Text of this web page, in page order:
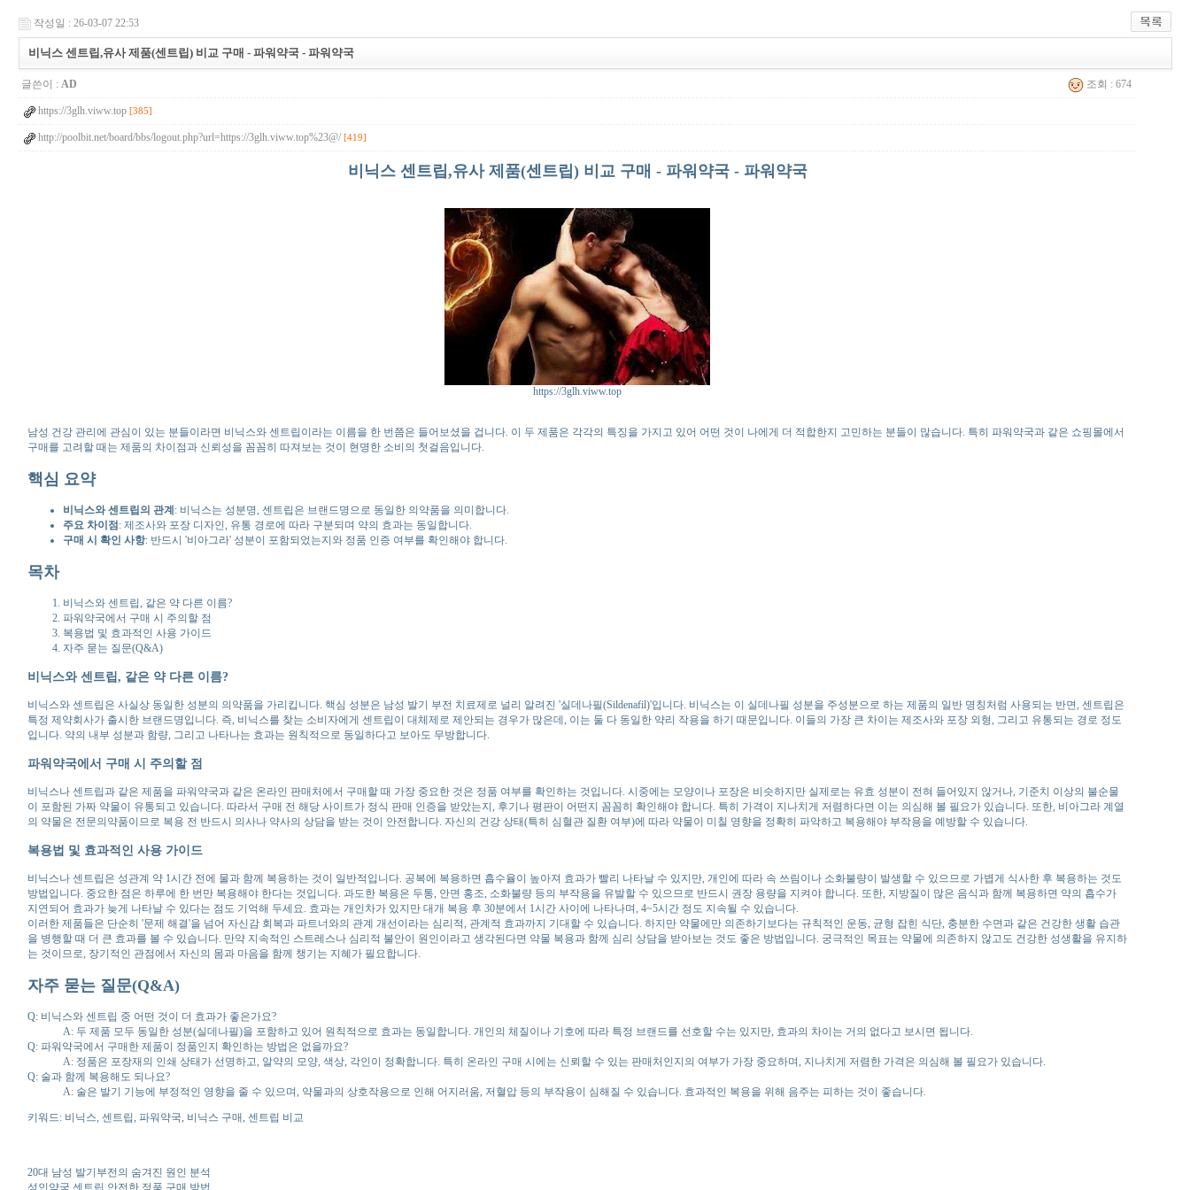
작성일 : 26-03-07 22:53
비닉스 센트립,유사 제품(센트립) 비교 구매 - 파워약국 - 파워약국
글쓴이 : AD 조회 : 674
https://3glh.viww.top [385]
http://poolbit.net/board/bbs/logout.php?url=https://3glh.viww.top%23@/ [419]
비닉스 센트립,유사 제품(센트립) 비교 구매 - 파워약국 - 파워약국
https://3glh.viww.top
남성 건강 관리에 관심이 있는 분들이라면 비닉스와 센트립이라는 이름을 한 번쯤은 들어보셨을 겁니다. 이 두 제품은 각각의 특징을 가지고 있어 어떤 것이 나에게 더 적합한지 고민하는 분들이 많습니다. 특히 파워약국과 같은 쇼핑몰에서
구매를 고려할 때는 제품의 차이점과 신뢰성을 꼼꼼히 따져보는 것이 현명한 소비의 첫걸음입니다.
핵심 요약
비닉스와 센트립의 관계: 비닉스는 성분명, 센트립은 브랜드명으로 동일한 의약품을 의미합니다.
주요 차이점: 제조사와 포장 디자인, 유통 경로에 따라 구분되며 약의 효과는 동일합니다.
구매 시 확인 사항: 반드시 '비아그라' 성분이 포함되었는지와 정품 인증 여부를 확인해야 합니다.
목차
비닉스와 센트립, 같은 약 다른 이름?
파워약국에서 구매 시 주의할 점
복용법 및 효과적인 사용 가이드
자주 묻는 질문(Q&A)
비닉스와 센트립, 같은 약 다른 이름?
비닉스와 센트립은 사실상 동일한 성분의 의약품을 가리킵니다. 핵심 성분은 남성 발기 부전 치료제로 널리 알려진 '실데나필(Sildenafil)'입니다. 비닉스는 이 실데나필 성분을 주성분으로 하는 제품의 일반 명칭처럼 사용되는 반면, 센트립은
특정 제약회사가 출시한 브랜드명입니다. 즉, 비닉스를 찾는 소비자에게 센트립이 대체제로 제안되는 경우가 많은데, 이는 둘 다 동일한 약리 작용을 하기 때문입니다. 이들의 가장 큰 차이는 제조사와 포장 외형, 그리고 유통되는 경로 정도
입니다. 약의 내부 성분과 함량, 그리고 나타나는 효과는 원칙적으로 동일하다고 보아도 무방합니다.
파워약국에서 구매 시 주의할 점
비닉스나 센트립과 같은 제품을 파워약국과 같은 온라인 판매처에서 구매할 때 가장 중요한 것은 정품 여부를 확인하는 것입니다. 시중에는 모양이나 포장은 비슷하지만 실제로는 유효 성분이 전혀 들어있지 않거나, 기준치 이상의 불순물
이 포함된 가짜 약물이 유통되고 있습니다. 따라서 구매 전 해당 사이트가 정식 판매 인증을 받았는지, 후기나 평판이 어떤지 꼼꼼히 확인해야 합니다. 특히 가격이 지나치게 저렴하다면 이는 의심해 볼 필요가 있습니다. 또한, 비아그라 계열
의 약물은 전문의약품이므로 복용 전 반드시 의사나 약사의 상담을 받는 것이 안전합니다. 자신의 건강 상태(특히 심혈관 질환 여부)에 따라 약물이 미칠 영향을 정확히 파악하고 복용해야 부작용을 예방할 수 있습니다.
복용법 및 효과적인 사용 가이드
비닉스나 센트립은 성관계 약 1시간 전에 물과 함께 복용하는 것이 일반적입니다. 공복에 복용하면 흡수율이 높아져 효과가 빨리 나타날 수 있지만, 개인에 따라 속 쓰림이나 소화불량이 발생할 수 있으므로 가볍게 식사한 후 복용하는 것도
방법입니다. 중요한 점은 하루에 한 번만 복용해야 한다는 것입니다. 과도한 복용은 두통, 안면 홍조, 소화불량 등의 부작용을 유발할 수 있으므로 반드시 권장 용량을 지켜야 합니다. 또한, 지방질이 많은 음식과 함께 복용하면 약의 흡수가
지연되어 효과가 늦게 나타날 수 있다는 점도 기억해 두세요. 효과는 개인차가 있지만 대개 복용 후 30분에서 1시간 사이에 나타나며, 4~5시간 정도 지속될 수 있습니다.
이러한 제품들은 단순히 '문제 해결'을 넘어 자신감 회복과 파트너와의 관계 개선이라는 심리적, 관계적 효과까지 기대할 수 있습니다. 하지만 약물에만 의존하기보다는 규칙적인 운동, 균형 잡힌 식단, 충분한 수면과 같은 건강한 생활 습관
을 병행할 때 더 큰 효과를 볼 수 있습니다. 만약 지속적인 스트레스나 심리적 불안이 원인이라고 생각된다면 약물 복용과 함께 심리 상담을 받아보는 것도 좋은 방법입니다. 궁극적인 목표는 약물에 의존하지 않고도 건강한 성생활을 유지하
는 것이므로, 장기적인 관점에서 자신의 몸과 마음을 함께 챙기는 지혜가 필요합니다.
자주 묻는 질문(Q&A)
Q: 비닉스와 센트립 중 어떤 것이 더 효과가 좋은가요?
A: 두 제품 모두 동일한 성분(실데나필)을 포함하고 있어 원칙적으로 효과는 동일합니다. 개인의 체질이나 기호에 따라 특정 브랜드를 선호할 수는 있지만, 효과의 차이는 거의 없다고 보시면 됩니다.
Q: 파워약국에서 구매한 제품이 정품인지 확인하는 방법은 없을까요?
A: 정품은 포장재의 인쇄 상태가 선명하고, 알약의 모양, 색상, 각인이 정확합니다. 특히 온라인 구매 시에는 신뢰할 수 있는 판매처인지의 여부가 가장 중요하며, 지나치게 저렴한 가격은 의심해 볼 필요가 있습니다.
Q: 술과 함께 복용해도 되나요?
A: 술은 발기 기능에 부정적인 영향을 줄 수 있으며, 약물과의 상호작용으로 인해 어지러움, 저혈압 등의 부작용이 심해질 수 있습니다. 효과적인 복용을 위해 음주는 피하는 것이 좋습니다.
키워드: 비닉스, 센트립, 파워약국, 비닉스 구매, 센트립 비교
20대 남성 발기부전의 숨겨진 원인 분석
성인약국 센트립 안전한 정품 구매 방법